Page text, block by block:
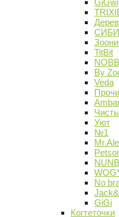
GiGwi
TitBit
By
Veda
Уют
№1
No
GiGi
Когтеточки